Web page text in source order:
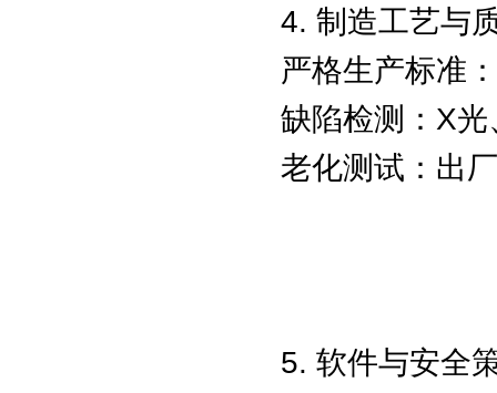
4. 制造工艺与
严格生产标准
缺陷检测：X
老化测试：出
5. 软件与安全